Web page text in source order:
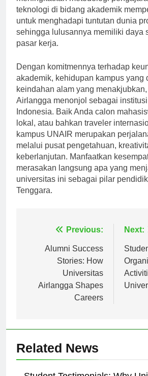
meningkatkan metodologi
teknologi di bidang akademik
untuk menghadapi tuntutan dunia
sehingga lulusannya memiliki daya
Dengan komitmennya terhadap
akademik, kehidupan kampus yang
keindahan alam yang
Airlangga menonjol sebagai
Indonesia. Baik Anda calon
lokal, atau bahkan traveler
kampus UNAIR merupakan
melalui pusat pengetahuan,
keberlanjutan. Manfaatkan
merasakan langsung apa yang
universitas ini sebagai pilar
Alumni Success
Stories: How
Universitas
Airlangga Shapes
Related News